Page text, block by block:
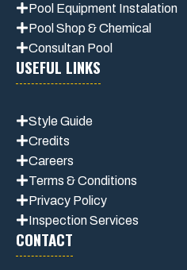
Pool Equipment Instalation
Pool Shop & Chemical
Consultan Pool
USEFUL LINKS
Style Guide
Credits
Careers
Terms & Conditions
Privacy Policy
Inspection Services
CONTACT